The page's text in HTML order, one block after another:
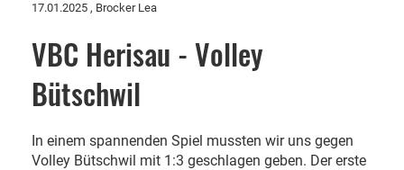
17.01.2025 , Brocker Lea
VBC Herisau - Volley
Bütschwil
In einem spannenden Spiel mussten wir uns gegen
Volley Bütschwil mit 1:3 geschlagen geben. Der erste